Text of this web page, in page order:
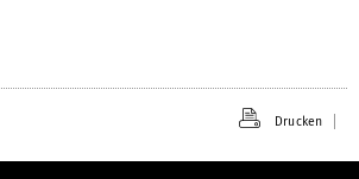
Drucken